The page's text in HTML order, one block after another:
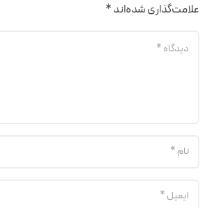
علامت‌گذاری شده‌اند*